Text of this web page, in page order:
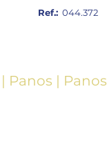
Ref.: 044.372
| Panos | Panos